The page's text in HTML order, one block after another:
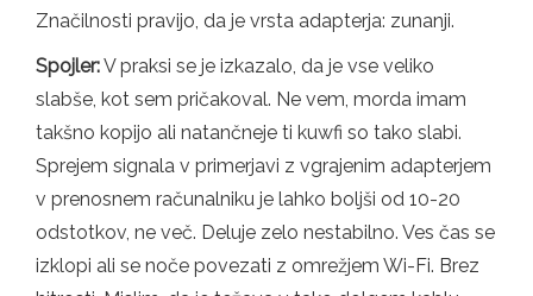
Značilnosti pravijo, da je vrsta adapterja: zunanji.
Spojler:V praksi se je izkazalo, da je vse veliko
slabše, kot sem pričakoval. Ne vem, morda imam
takšno kopijo ali natančneje ti kuwfi so tako slabi.
Sprejem signala v primerjavi z vgrajenim adapterjem
v prenosnem računalniku je lahko boljši od 10-20
odstotkov, ne več. Deluje zelo nestabilno. Ves čas se
izklopi ali se noče povezati z omrežjem Wi-Fi. Brez